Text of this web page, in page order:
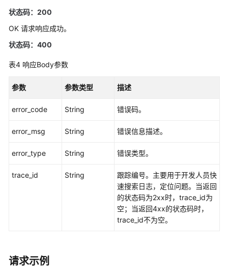
更
文
档
用
（1.0）
隆
区
隆
状态码：200
OK 请求响应成功。
状态码：400
表4 响应Body参数
参数 参数类型 描述
error_code String 错误码。
error_msg String 错误信息描述。
error_type String 错误类型。
trace_id String
跟踪编号。主要用于开发人员快
速搜索日志，定位问题。当返回
的状态码为2xx时，trace_id为
空；当返回4xx的状态码时，
trace_id不为空。
请求示例